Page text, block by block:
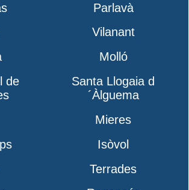
Parlavà
Vilanant
Molló
de
Santa Llogaia d
´Àlguema
Mieres
Isòvol
Terrades